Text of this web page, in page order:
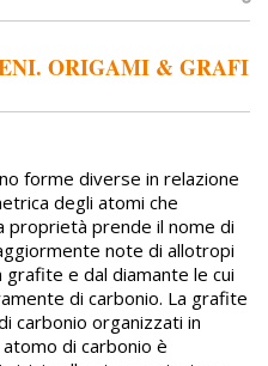
ORIGAMI & GRAFI
forme diverse in relazione
degli atomi che
proprietà prende il nome di
note di allotropi
e dal diamante le cui
di carbonio. La grafite
carbonio organizzati in
di carbonio è